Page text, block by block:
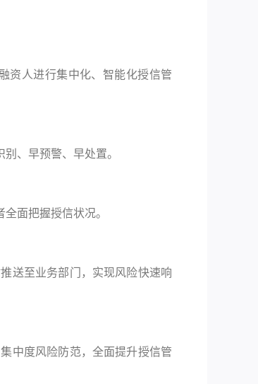
资人进行集中化、智能化授信管
、早预警、早处置。
面把握授信状况。
送至业务部门，实现风险快速响
中度风险防范，全面提升授信管